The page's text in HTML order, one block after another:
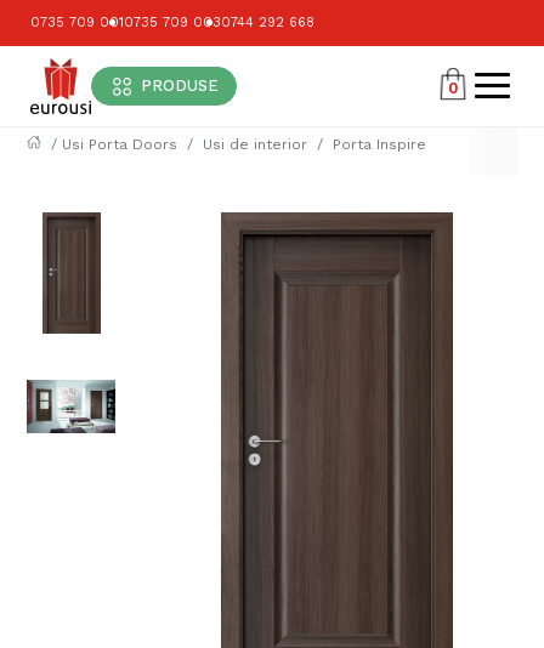
0735 709 0010735 709 0030744 292 668
PRODUSE 0
/ Usi Porta Doors Usi de interior Porta Inspire